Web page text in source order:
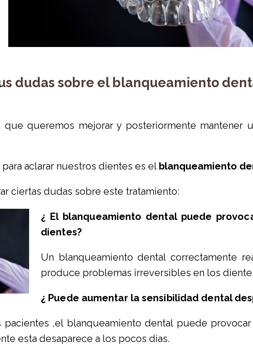
dudas sobre el blanqueamiento
que queremos mejorar y posteriormente mantener
aclarar nuestros dientes es el blanqueamiento
ciertas dudas sobre este tratamiento:
¿ El blanqueamiento dental puede
dientes?
Un blanqueamiento dental correctamente
produce problemas irreversibles en los
¿ Puede aumentar la sensibilidad dental
,el blanqueamiento dental puede
esta desaparece a los pocos días.